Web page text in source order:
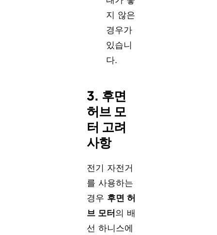
지 않은
경우가
있습니
다.
3. 후면
허브 모
터 고려
사항
전기 자전거
를 사용하는
경우 후면 허
브 모터 의 배
선 하니스에